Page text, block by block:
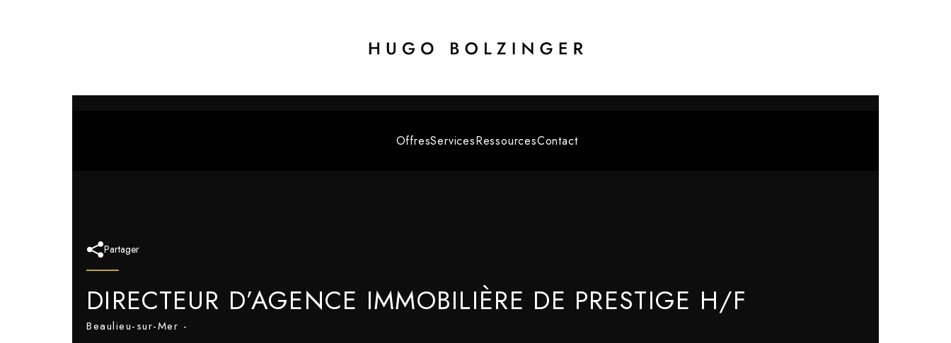
OffresServicesRessourcesContact
Partager
DIRECTEUR D’AGENCE IMMOBILIÈRE DE PRESTIGE H/F
Beaulieu-sur-Mer -